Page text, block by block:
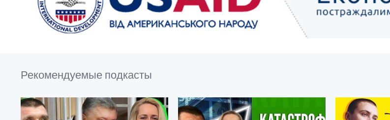
Рекомендуемые подкасты